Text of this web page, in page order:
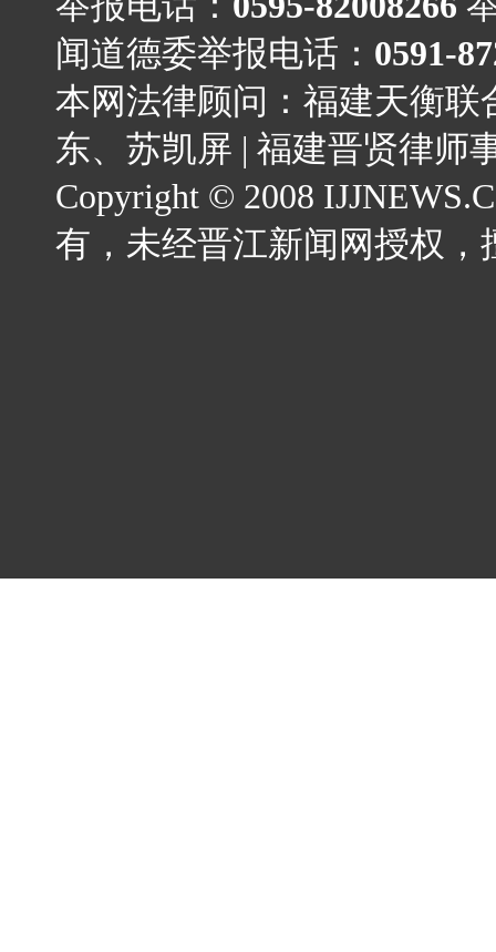
闻道德委举报电话： 0591-
本网法律顾问：福建天衡
东、苏凯屏 | 福建晋贤律师
Copyright © 2008
有，未经晋江新闻网授权